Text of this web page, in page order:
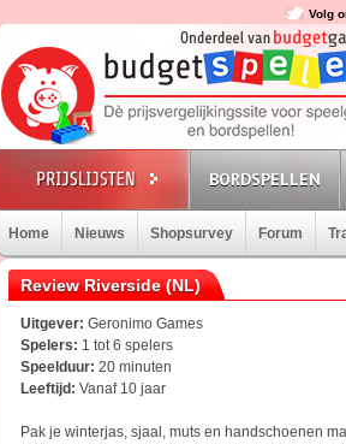
Volg
BORDSPELLEN
Home Nieuws Shopsurvey Forum
Review Riverside (NL)
Uitgever: Geronimo Games
Spelers: 1 tot 6 spelers
Speelduur: 20 minuten
Leeftijd: Vanaf 10 jaar
Pak je winterjas, sjaal, muts en handschoenen